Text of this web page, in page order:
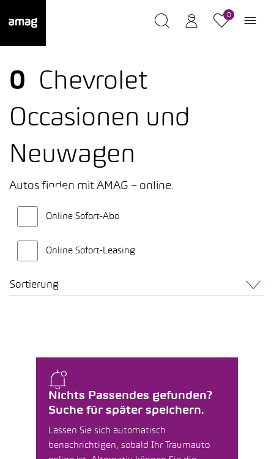
0
0
Chevrolet
Occasionen und
Neuwagen
Autos finden mit AMAG – online.
Online Sofort-Abo
Online Sofort-Leasing
Sortierung
Nichts Passendes gefunden?
Suche für später speichern.
Lassen Sie sich automatisch
benachrichtigen, sobald Ihr Traumauto